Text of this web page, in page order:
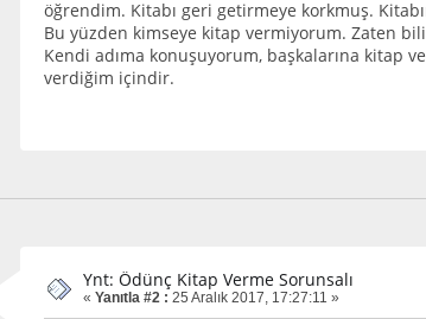
öğrendim. Kitabı geri getirmeye korkmuş.
Bu yüzden kimseye kitap vermiyorum. Zaten
Kendi adıma konuşuyorum, başkalarına kitap
verdiğim içindir.
Ynt: Ödünç Kitap Verme Sorunsalı
« Yanıtla #2 : 25 Aralık 2017, 17:27:11 »